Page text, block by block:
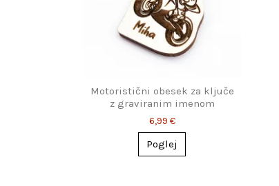
Motoristični obesek za ključe
z graviranim imenom
6,99 €
Poglej